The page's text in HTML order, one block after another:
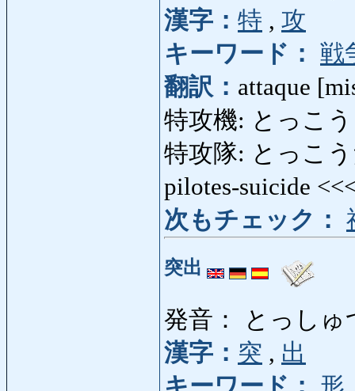
漢字： 特 , 攻
キーワード： 戦
翻訳： attaque
特攻機: とっこ
特攻隊: とっこう
pilotes-suicide
次もチェック：
突出
発音： とっしゅ
漢字： 突 , 出